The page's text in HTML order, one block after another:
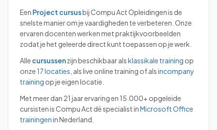
Een Project cursusbij Compu Act Opleidingen is de
snelste manier om je vaardigheden te verbeteren. Onze
ervaren docenten werken met praktijkvoorbeelden
zodat je het geleerde direct kunt toepassen op je werk.
Alle cursussenzijn beschikbaar alsklassikale training op
onze17 locaties , als live online training of alsincompany
training op je eigen locatie.
Met meer dan 21 jaar ervaring en 15.000+ opgeleide
cursisten is Compu Act dé specialist inMicrosoft Office
trainingenin Nederland.